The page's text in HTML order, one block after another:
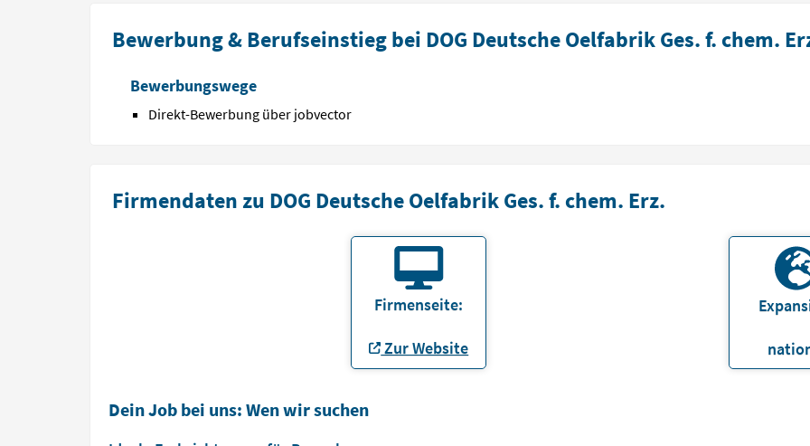
Bewerbung & Berufseinstieg bei DOG Deutsche Oelfabrik Ges. f. chem.
Bewerbungswege
Direkt-Bewerbung über jobvector
Firmendaten zu DOG Deutsche Oelfabrik Ges. f. chem. Erz.
Firmenseite:
Zur Website
Dein Job bei uns: Wen wir suchen